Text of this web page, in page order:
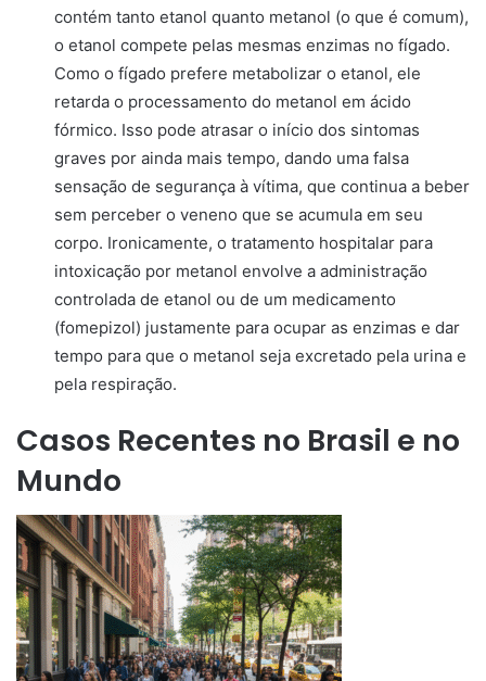
contém tanto etanol quanto metanol (o que é comum),
o etanol compete pelas mesmas enzimas no fígado.
Como o fígado prefere metabolizar o etanol, ele
retarda o processamento do metanol em ácido
fórmico. Isso pode atrasar o início dos sintomas
graves por ainda mais tempo, dando uma falsa
sensação de segurança à vítima, que continua a beber
sem perceber o veneno que se acumula em seu
corpo. Ironicamente, o tratamento hospitalar para
intoxicação por metanol envolve a administração
controlada de etanol ou de um medicamento
(fomepizol) justamente para ocupar as enzimas e dar
tempo para que o metanol seja excretado pela urina e
pela respiração.
Casos Recentes no Brasil e no
Mundo